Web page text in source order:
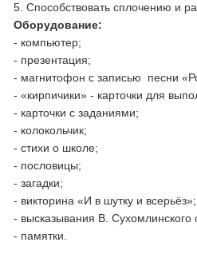
5. Способствовать сплочению и
Оборудование:
- компьютер;
- презентация;
- магнитофон с записью песни
- «кирпичики» - карточки для
- карточки с заданиями;
- колокольчик;
- стихи о школе;
- пословицы;
- загадки;
- викторина «И в шутку и всерьёз»;
- высказывания В. Сухомлинского
- памятки.
Ход